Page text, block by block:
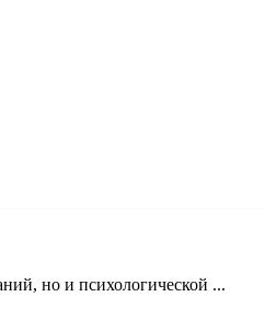
но и психологической ...